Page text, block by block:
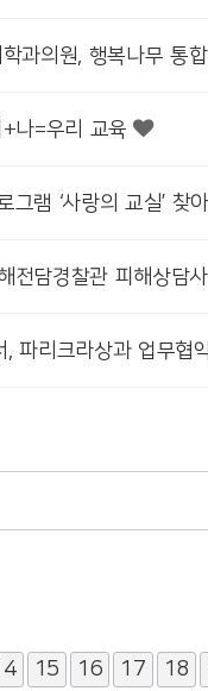
과의원, 행복나무 통
나=우리 교육
램 ‘사랑의 교실’ 찾
전담경찰관 피해상담
파리크라상과 업무협
15 16 17 18